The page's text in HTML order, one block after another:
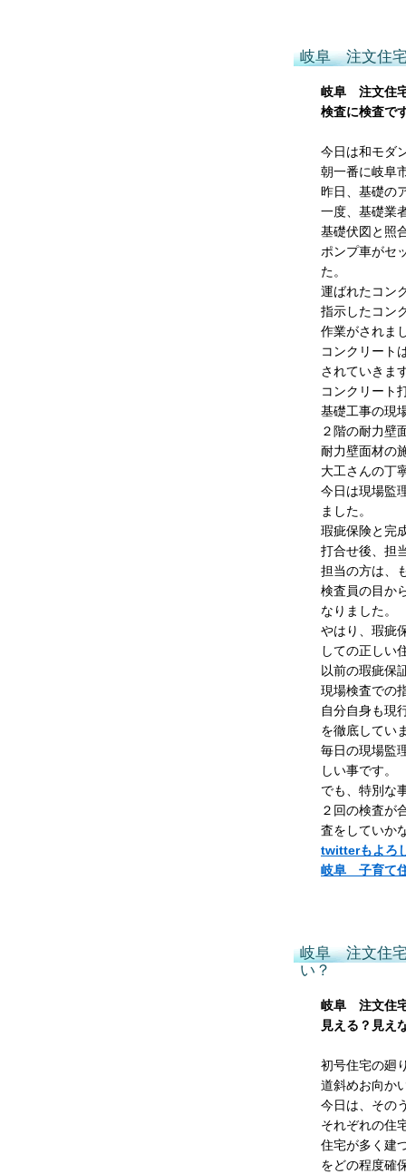
岐阜 注文住
岐阜 注文住
検査に検査で
今日は和モダ
朝一番に岐阜
昨日、基礎の
一度、基礎業
基礎伏図と照
ポンプ車がセ
た。
運ばれたコン
指示したコン
作業がされま
コンクリート
されていきま
コンクリート
基礎工事の現
２階の耐力壁
耐力壁面材の
大工さんの丁
今日は現場監
ました。
瑕疵保険と完
打合せ後、担
担当の方は、
検査員の目か
なりました。
やはり、瑕疵
しての正しい
以前の瑕疵保
現場検査での
自分自身も現
を徹底してい
毎日の現場監
しい事です。
でも、特別な
２回の検査が
査をしていか
twitterもよろ
岐阜 子育て
岐阜 注文住
い？
岐阜 注文住
見える？見え
初号住宅の廻
道斜めお向か
今日は、その
それぞれの住
住宅が多く建
をどの程度確